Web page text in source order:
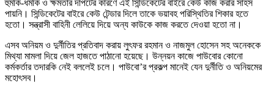
হুমকি-ধমকি ও ক্ষমতার দাপটের কারণে এই সিন্ডিকেটের বাইরে কেউ কাজ করার সাহস
পায়নি। সিন্ডিকেটের বাইরে কেউ টেন্ডার দিলে তাকে ভয়াবহ পরিস্থিতির শিকার হতে
হতো। সন্ত্রাসী বাহিনী লেলিয়ে দিয়ে অন্য কাউকে কাজ করতে দেওয়া হতো না।
এসব অনিয়ম ও দুর্নীতির প্রতিবাদ করায় লুৎফর রহমান ও নাজমুল হোসেন সহ অনেককে
মিথ্যা মামলা দিয়ে জেল হাজতে পাঠানো হয়েছে। উন্নয়ন কাজে পাউবোর কোনো
কর্মকর্তার তদারকি নেই বললেই চলে। পাউবো’র প্রকল্প মানেই যেন দুর্নীতি ও অনিয়মের
মহোৎসব।